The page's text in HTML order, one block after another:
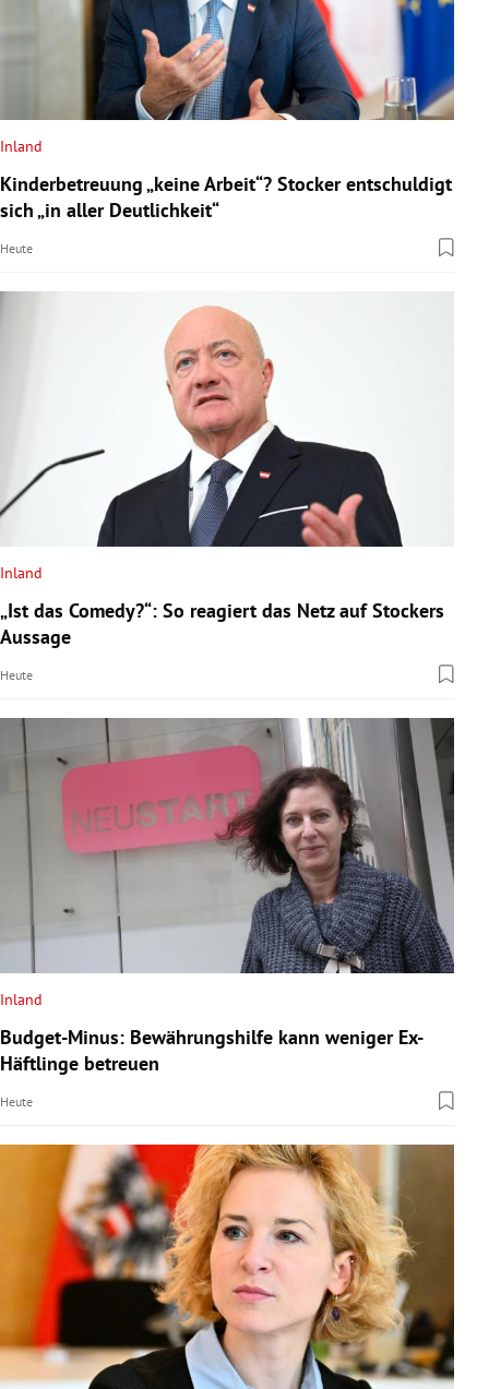
Inland
Kinderbetreuung „keine Arbeit“? Stocker entschuldigt
sich „in aller Deutlichkeit“
Heute
Inland
„Ist das Comedy?“: So reagiert das Netz auf Stockers
Aussage
Heute
Inland
Budget-Minus: Bewährungshilfe kann weniger Ex-
Häftlinge betreuen
Heute